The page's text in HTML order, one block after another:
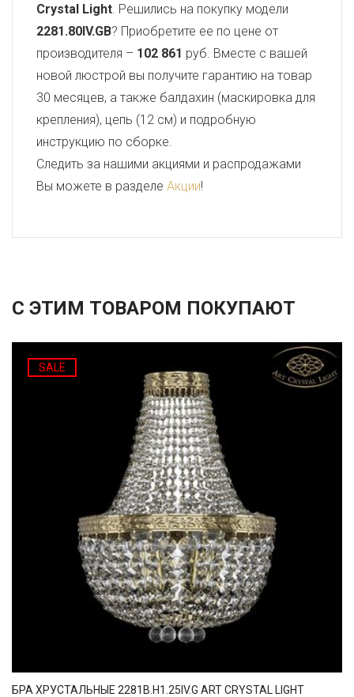
Crystal Light. Решились на покупку модели
2281.80IV.GB? Приобретите ее по цене от
производителя – 102 861 руб. Вместе с вашей
новой люстрой вы получите гарантию на товар
30 месяцев, а также балдахин (маскировка для
крепления), цепь (12 см) и подробную
инструкцию по сборке.
Следить за нашими акциями и распродажами
Вы можете в разделе Акции!
С ЭТИМ ТОВАРОМ ПОКУПАЮТ
SALE
БРА ХРУСТАЛЬНЫЕ 2281B.H1.25IV.G ART CRYSTAL LIGHT